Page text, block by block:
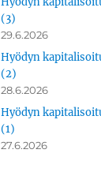
(3)
29.6.2026
Hyödyn
(2)
28.6.2026
Hyödyn
(1)
27.6.2026